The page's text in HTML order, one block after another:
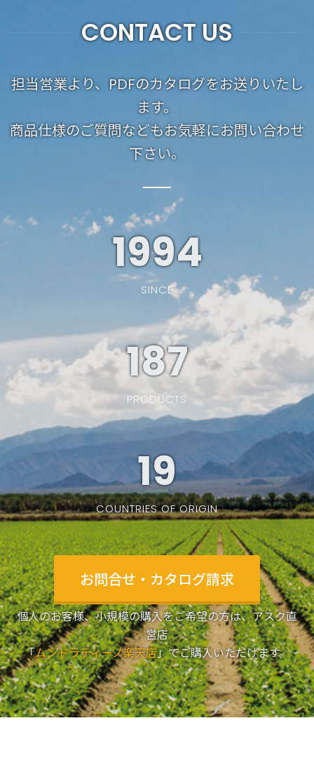
CONTACT US
担当営業より、PDFのカタログをお送りいたし
ます。
商品仕様のご質問などもお気軽にお問い合わせ
下さい。
1994
SINCE
187
PRODUCTS
19
COUNTRIES OF ORIGIN
お問合せ・カタログ請求
個人のお客様、小規模の購入をご希望の方は、アスク直
営店
「ムンドラティーノ楽天店」でご購入いただけます。